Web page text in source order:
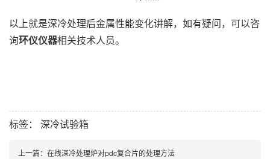
以上就是深冷处理后金属性能变化讲解，如有疑问，可以咨
询环仪仪器相关技术人员。
标签： 深冷试验箱
上一篇： 在线深冷处理炉对pdc复合片的处理方法